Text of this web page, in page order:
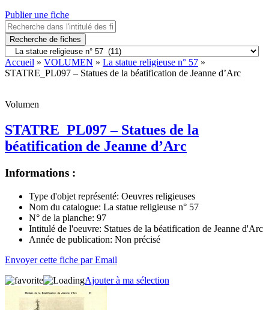
Publier une fiche
Recherche de fiches
Accueil » VOLUMEN » La statue religieuse n° 57 »
STATRE_PL097 – Statues de la béatification de Jeanne d’Arc
Volumen
STATRE_PL097 – Statues de la
béatification de Jeanne d’Arc
Informations :
Type d'objet représenté: Oeuvres religieuses
Nom du catalogue: La statue religieuse n° 57
N° de la planche: 97
Intitulé de l'oeuvre: Statues de la béatification de Jeanne d'Arc
Année de publication: Non précisé
Envoyer cette fiche par Email
Ajouter à ma sélection